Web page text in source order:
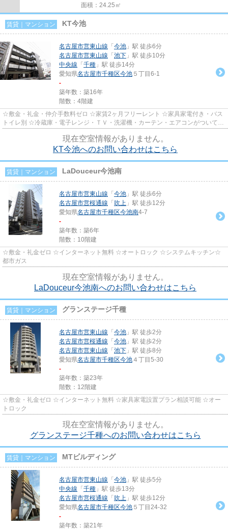
面積：24.25㎡
賃貸｜マンション KT今池
名古屋市営東山線 「 今池 」駅 徒歩6分
名古屋市営東山線 「 池下 」駅 徒歩10分
中央線 「 千種 」駅 徒歩14分
愛知県名古屋市千種区今池 ５丁目6-1
-
築年数：築16年
階数：4階建
☆敷金・礼金・仲介手数料ゼロ ☆家賃2ヶ月フリーレント ☆家具家電付き・バス
トイレ別 ☆冷蔵庫・電子レンジ・ＴＶ・洗濯機・カーテン・エアコンがついてい
現在空室情報がありません。
KT今池へのお問い合わせはこちら
賃貸｜マンション LaDouceur今池南
名古屋市営東山線 「 今池 」駅 徒歩6分
名古屋市営桜通線 「 吹上 」駅 徒歩12分
愛知県名古屋市千種区今池南4-7
-
築年数：築6年
階数：10階建
☆敷金・礼金ゼロ ☆インターネット無料 ☆オートロック ☆システムキッチン☆
都市ガス
現在空室情報がありません。
LaDouceur今池南へのお問い合わせはこちら
賃貸｜マンション グランステージ千種
名古屋市営東山線 「 今池 」駅 徒歩2分
名古屋市営桜通線 「 今池 」駅 徒歩2分
名古屋市営東山線 「 池下 」駅 徒歩8分
愛知県名古屋市千種区今池 ４丁目5-30
-
築年数：築23年
階数：12階建
☆敷金・礼金ゼロ ☆インターネット無料 ☆家具家電設置プラン相談可能 ☆オー
トロック
現在空室情報がありません。
グランステージ千種へのお問い合わせはこちら
賃貸｜マンション MTビルディング
名古屋市営東山線 「 今池 」駅 徒歩5分
中央線 「 千種 」駅 徒歩13分
名古屋市営桜通線 「 吹上 」駅 徒歩12分
愛知県名古屋市千種区今池 ５丁目24-32
-
築年数：築21年